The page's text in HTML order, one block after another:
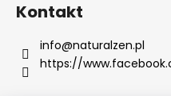
P
Kontakt
info@naturalzen.pl
https://